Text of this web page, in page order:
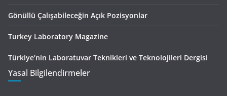
Gönüllü Çalışabileceğin Açık Pozisyonlar
Turkey Laboratory Magazine
Türkiye’nin Laboratuvar Teknikleri ve Teknolojileri Dergisi
Yasal Bilgilendirmeler